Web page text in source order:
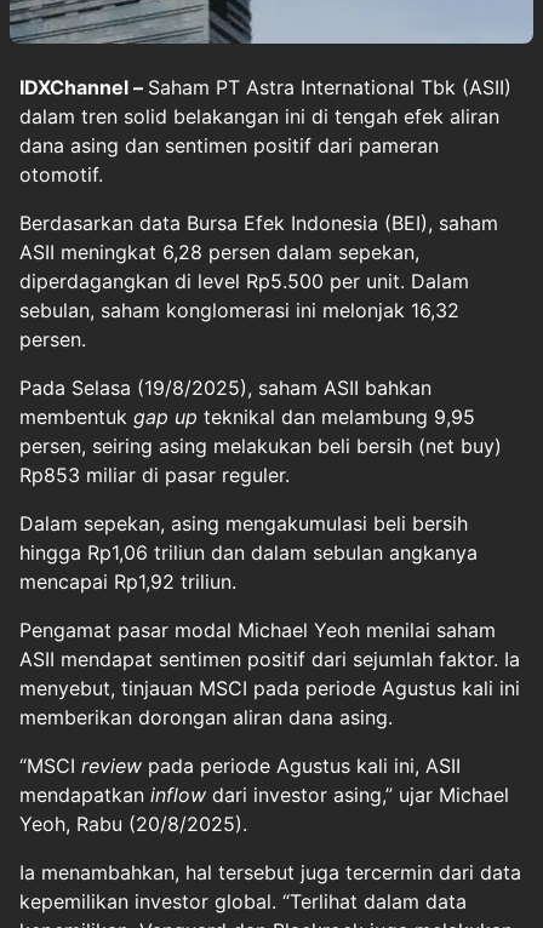
IDXChannel – Saham PT Astra International Tbk (ASII)
dalam tren solid belakangan ini di tengah efek aliran
dana asing dan sentimen positif dari pameran
otomotif.
Berdasarkan data Bursa Efek Indonesia (BEI), saham
ASII meningkat 6,28 persen dalam sepekan,
diperdagangkan di level Rp5.500 per unit. Dalam
sebulan, saham konglomerasi ini melonjak 16,32
persen.
Pada Selasa (19/8/2025), saham ASII bahkan
membentuk gap up teknikal dan melambung 9,95
persen, seiring asing melakukan beli bersih (net buy)
Rp853 miliar di pasar reguler.
Dalam sepekan, asing mengakumulasi beli bersih
hingga Rp1,06 triliun dan dalam sebulan angkanya
mencapai Rp1,92 triliun.
Pengamat pasar modal Michael Yeoh menilai saham
ASII mendapat sentimen positif dari sejumlah faktor. Ia
menyebut, tinjauan MSCI pada periode Agustus kali ini
memberikan dorongan aliran dana asing.
“MSCI review pada periode Agustus kali ini, ASII
mendapatkan inflow dari investor asing,” ujar Michael
Yeoh, Rabu (20/8/2025).
Ia menambahkan, hal tersebut juga tercermin dari data
kepemilikan investor global. “Terlihat dalam data